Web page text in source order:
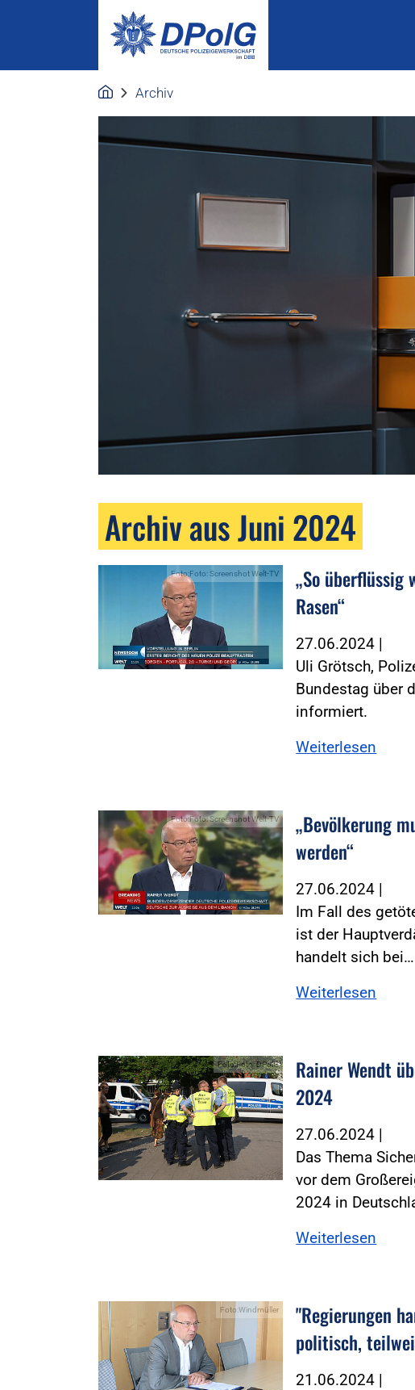
Archiv
Archiv aus Juni 2024
Foto:Foto: Screenshot Welt-TV
„So überflüssig
Rasen“
27.06.2024 |
Uli Grötsch,
Bundestag über
informiert.
Weiterlesen
Foto:Foto: Screenshot Welt-TV
„Bevölkerung
werden“
27.06.2024 |
Im Fall des
ist der
handelt sich bei…
Weiterlesen
Foto:Foto: DPolG
Rainer Wendt
2024
27.06.2024 |
Das Thema
vor dem
2024 in
Weiterlesen
Foto:Windmüller
"Regierungen
politisch,
21.06.2024 |